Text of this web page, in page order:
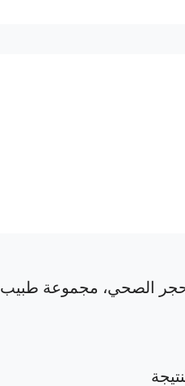
الصحي، مجموعة طبيب